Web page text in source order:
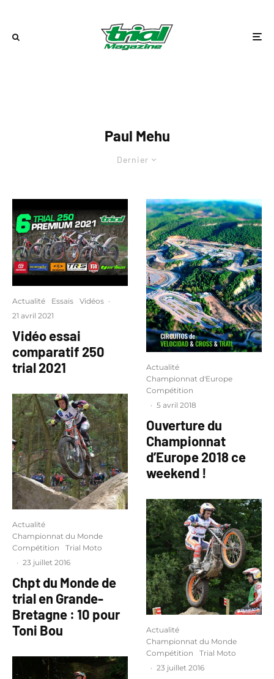
Paul Mehu
Dernier
Actualité Essais Vidéos ·
21 avril 2021
Vidéo essai
comparatif 250
trial 2021
Actualité
Championnat du Monde
Compétition
Trial Moto
· 23 juillet 2016
Chpt du Monde de
trial en Grande-
Bretagne : 10 pour
Toni Bou
Actualité
Championnat d'Europe
Compétition
· 5 avril 2018
Ouverture du
Championnat
d’Europe 2018 ce
weekend !
Actualité
Championnat du Monde
Compétition
Trial Moto
· 23 juillet 2016